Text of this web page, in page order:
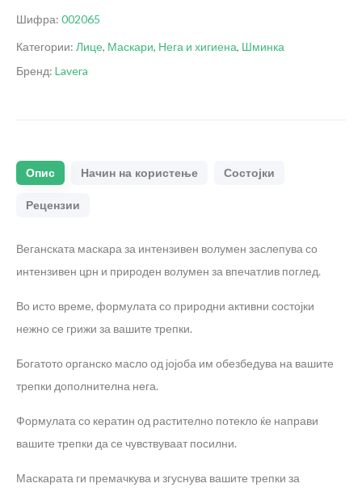
Шифра: 002065
Категории: Лице, Маскари, Нега и хигиена, Шминка
Бренд: Lavera
Опис Начин на користење Состојки
Рецензии
Веганската маскара за интензивен волумен заслепува со
интензивен црн и природен волумен за впечатлив поглед.
Во исто време, формулата со природни активни состојки
нежно се грижи за вашите трепки.
Богатото органско масло од јојоба им обезбедува на вашите
трепки дополнителна нега.
Формулата со кератин од растително потекло ќе направи
вашите трепки да се чувствуваат посилни.
Маскарата ги премачкува и згуснува вашите трепки за